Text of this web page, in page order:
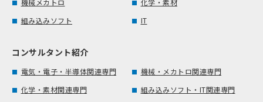
機械メカトロ
化学・素材
組み込みソフト
IT
コンサルタント紹介
電気・電子・半導体関連専門
機械・メカトロ関連専門
化学・素材関連専門
組み込みソフト・IT関連専門